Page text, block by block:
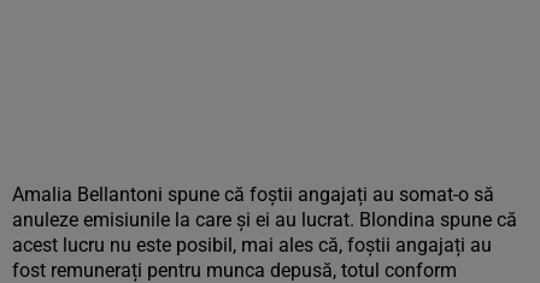
Amalia Bellantoni spune că foștii angajați au somat-o să
anuleze emisiunile la care și ei au lucrat. Blondina spune că
acest lucru nu este posibil, mai ales că, foștii angajați au
fost remunerați pentru munca depusă, totul conform